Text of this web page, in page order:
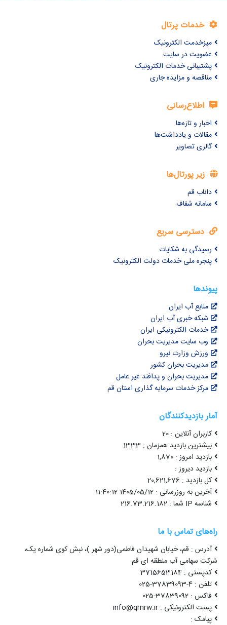
خدمات پرتال
میزخدمت الکترونیک
عضویت در سایت
پشتیبانی خدمات الکترونیک
مناقصه و مزایده جاری
اطلاع‌رسانی
اخبار و تازه‌ها
مقالات و یادداشت‌ها
گالری تصاویر
زیر پورتال‌ها
داناب قم
سامانه شفاف
دسترسی سریع
رسیدگی به شکایات
پنجره ملی خدمات دولت الکترونیک
پیوندها
منابع آب ایران
شبکه خبری آب ایران
خدمات الکترونیکی ایران
وب سایت مدیریت بحران
ورزش وزارت نیرو
مدیریت بحران کشور
مدیریت بحران و پدافند غیر عامل
مرکز خدمات سرمایه گذاری استان قم
آمار بازدیدکنندگان
کاربران آنلاین : 20
بیشترین بازدید همزمان : 1333
بازدید امروز : 1,870
بازدید دیروز :
کل بازدید : 20,621,676
آخرین به روزرسانی : 1405/05/12 11:40:12
شناسه IP شما : 216.73.216.182
راه‌های تماس با ما
آدرس : قم، خیابان شهیدان فاطمی(دور شهر )، نبش کوی شماره یک،
شرکت سهامی آب منطقه ای قم
کدپستی : 3715653184
تلفن : 4-37839093-025
فاکس : 37839092-025
پست الکترونیکی : info@qmrw.ir
پیامک :